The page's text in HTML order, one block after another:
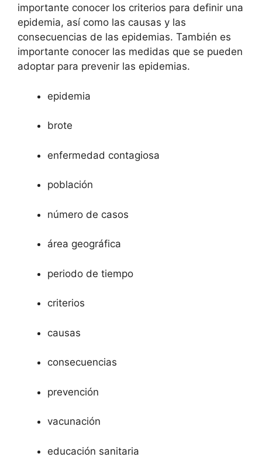
importante conocer los criterios para definir una
epidemia, así como las causas y las
consecuencias de las epidemias. También es
importante conocer las medidas que se pueden
adoptar para prevenir las epidemias.
epidemia
brote
enfermedad contagiosa
población
número de casos
área geográfica
periodo de tiempo
criterios
causas
consecuencias
prevención
vacunación
educación sanitaria